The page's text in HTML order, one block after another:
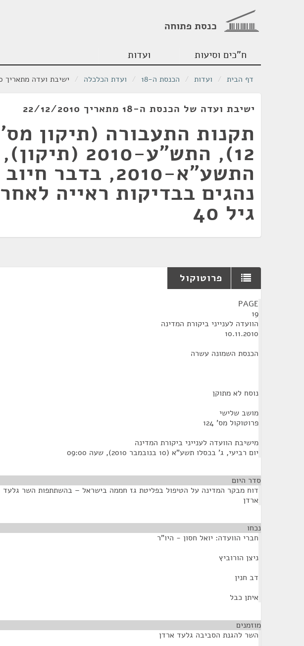
כנסת פתוחה
ח"כים וסיעות ועדות
דף הבית / ועדות / הכנסת ה-18 / ועדת הכלכלה / ישיבת ועדה מתאריך 22/12/2010
ישיבת ועדה של הכנסת ה-18 מתאריך 22/12/2010
תקנות התעבורה (תיקון מס'
12), התש"ע-2010 (תיקון),
התשע"א-2010, בדבר חיוב
נהגים בבדיקות ראייה לאחר
גיל 40
פרוטוקול
PAGE
19
הוועדה לענייני ביקורת המדינה
10.11.2010
הכנסת השמונה עשרה
נוסח לא מתוקן
מושב שלישי
פרוטוקול מס' 124
מישיבת הוועדה לענייני ביקורת המדינה
יום רביעי, ג' בכסלו תשע"א (10 בנובמבר 2010), שעה 09:00
סדר היום
דוח מבקר המדינה על הטיפול בפליטת גז חממה בישראל – בהשתתפות השר גלעד
ארדן
נכחו
חברי הוועדה: יואל חסון - היו"ר
ניצן הורוביץ
דב חנין
איתן כבל
מוזמנים
השר להגנת הסביבה גלעד ארדן